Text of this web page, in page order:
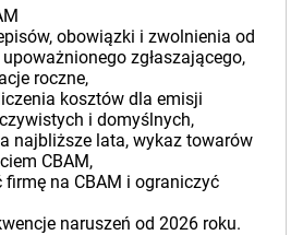
obowiązki i zwolnienia od
zgłaszającego,
roczne,
kosztów dla emisji
i domyślnych,
najbliższe lata, wykaz towarów
CBAM,
na CBAM i ograniczyć
naruszeń od 2026 roku.